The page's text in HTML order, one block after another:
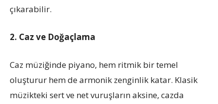
çıkarabilir.
2. Caz ve Doğaçlama
Caz müziğinde piyano, hem ritmik bir temel
oluşturur hem de armonik zenginlik katar. Klasik
müzikteki sert ve net vuruşların aksine, cazda